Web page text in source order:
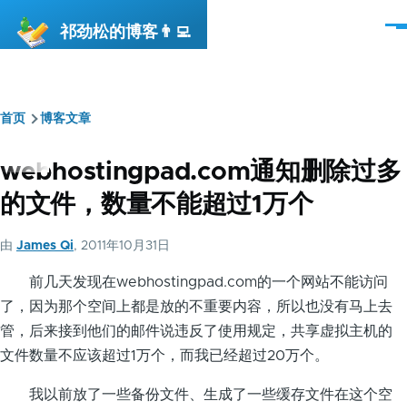
祁劲松的博客👨‍💻
菜
面
屑
首页 博客文章
webhostingpad.com通知删除过多
的文件，数量不能超过1万个
由 James Qi, 2011年10月31日
前几天发现在webhostingpad.com的一个网站不能访问
了，因为那个空间上都是放的不重要内容，所以也没有马上去
管，后来接到他们的邮件说违反了使用规定，共享虚拟主机的
文件数量不应该超过1万个，而我已经超过20万个。
我以前放了一些备份文件、生成了一些缓存文件在这个空